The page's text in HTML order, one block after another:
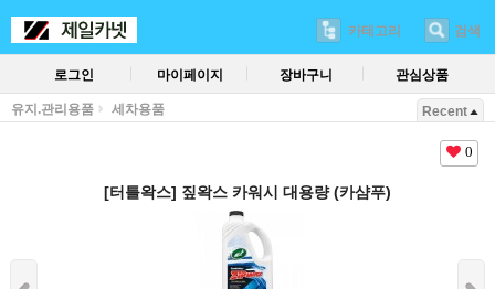
카테고리 검색
로그인 마이페이지 장바구니 관심상품
유지.관리용품 세차용품 Recent
0
[터틀왁스] 짚왁스 카워시 대용량 (카샴푸)